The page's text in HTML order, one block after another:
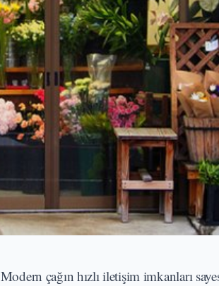
çağın hızlı iletişim imkanları